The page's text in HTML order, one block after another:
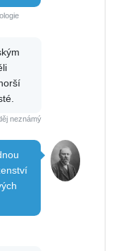
neznámý